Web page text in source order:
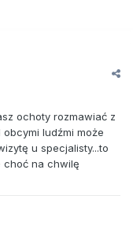
ochoty rozmawiać z
ludźmi może
u specjalisty...to
choć na chwilę